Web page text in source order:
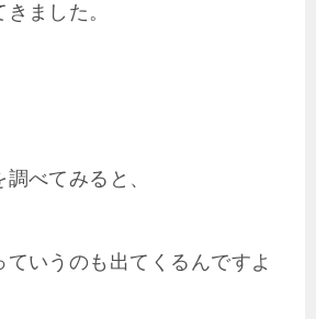
ました。
べてみると、
ていうのも出てくるんですよ